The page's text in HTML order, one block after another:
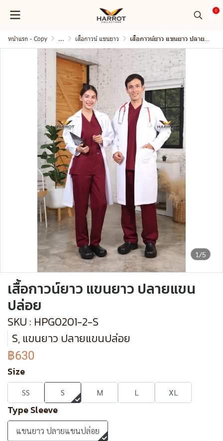
0
หน้าแรก - Copy ... เสื้อกาวน์ แขนยาว เสื้อกาวน์ยาว แขนยาว ปลายแขนปล่อย
1/5
เสื้อกาวน์ยาว แขนยาว ปลายแขน
ปล่อย
SKU : HPG0201-2-S
S, แขนยาว ปลายแขนปล่อย
฿630
Size
SS S M L XL
Type Sleeve
แขนยาว ปลายแขนปล่อย